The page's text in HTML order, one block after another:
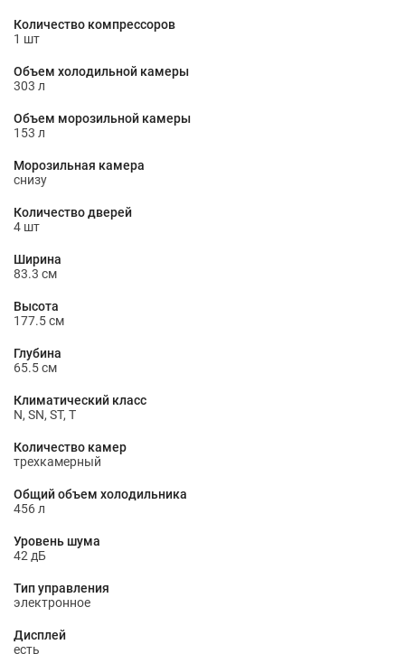
Количество компрессоров
1 шт
Объем холодильной камеры
303 л
Объем морозильной камеры
153 л
Морозильная камера
снизу
Количество дверей
4 шт
Ширина
83.3 см
Высота
177.5 см
Глубина
65.5 см
Климатический класс
N, SN, ST, T
Количество камер
трехкамерный
Общий объем холодильника
456 л
Уровень шума
42 дБ
Тип управления
электронное
Дисплей
есть